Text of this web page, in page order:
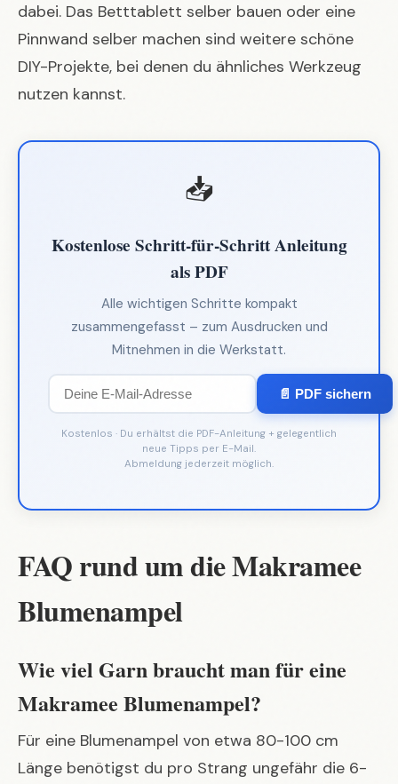
dabei. Das Betttablett selber bauen oder eine
Pinnwand selber machen sind weitere schöne
DIY-Projekte, bei denen du ähnliches Werkzeug
nutzen kannst.
📥
Kostenlose Schritt-für-Schritt Anleitung
als PDF
Alle wichtigen Schritte kompakt
zusammengefasst – zum Ausdrucken und
Mitnehmen in die Werkstatt.
📄 PDF sichern
Kostenlos · Du erhältst die PDF-Anleitung + gelegentlich
neue Tipps per E-Mail.
Abmeldung jederzeit möglich.
FAQ rund um die Makramee
Blumenampel
Wie viel Garn braucht man für eine
Makramee Blumenampel?
Für eine Blumenampel von etwa 80-100 cm
Länge benötigst du pro Strang ungefähr die 6-